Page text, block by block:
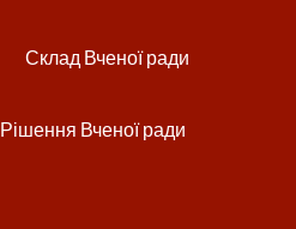
Склад Вченої ради
Рішення Вченої ради